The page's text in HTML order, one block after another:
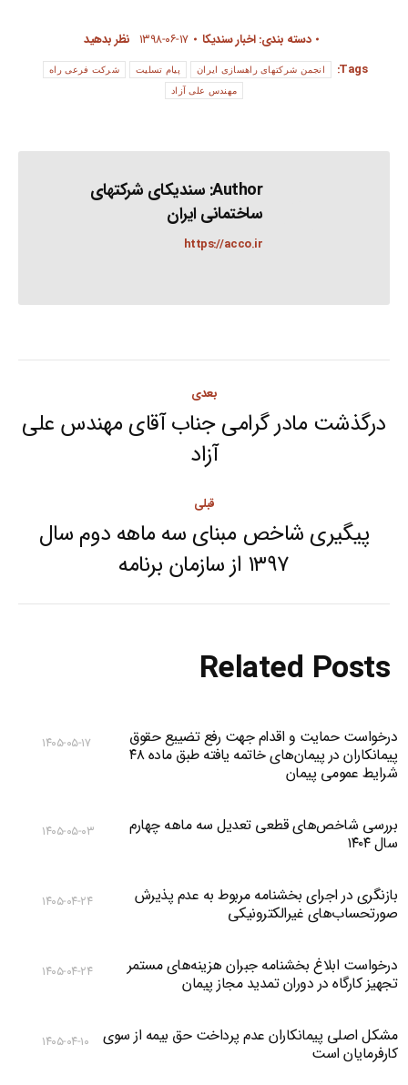
دسته بندی:اخبار سندیکا ۱۳۹۸-۰۶-۱۷ نظر بدهید
Tags:
انجمن شرکتهای راهسازی ایران پیام تسلیت شرکت فرعی راه
مهندس علی آزاد
Author: سندیکای شرکتهای
ساختمانی ایران
https://acco.ir
Post
navigation
قبلی
Previous
post:
پیگیری شاخص مبنای سه ماهه دوم سال
۱۳۹۷ از سازمان برنامه
بعدی
Next
post:
درگذشت مادر گرامی جناب آقای مهندس علی
آزاد
Related Posts
درخواست حمایت و اقدام جهت رفع تضییع حقوق
پیمانکاران در پیمان‌های خاتمه یافته طبق ماده ۴۸
شرایط عمومی پیمان
۱۴۰۵-۰۵-۱۷
بررسی شاخص‌های قطعی تعدیل سه ماهه چهارم
سال ۱۴۰۴
۱۴۰۵-۰۵-۰۳
بازنگری در اجرای بخشنامه مربوط به عدم پذیرش
صورتحساب‌های غیرالکترونیکی
۱۴۰۵-۰۴-۲۴
درخواست ابلاغ بخشنامه جبران هزینه‌های مستمر
تجهیز کارگاه در دوران تمدید مجاز پیمان
۱۴۰۵-۰۴-۲۴
مشکل اصلی پیمانکاران عدم پرداخت حق بیمه از سوی
کارفرمایان است
۱۴۰۵-۰۴-۱۰